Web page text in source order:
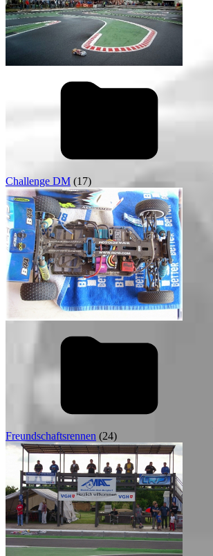
Challenge DM (17)
Freundschaftsrennen (24)